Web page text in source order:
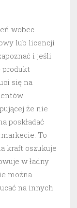
wobec
lub licencji
i jeśli
produkt
się na
że nie
poskładać
To
kraft oszukuje
w ładny
można
na innych